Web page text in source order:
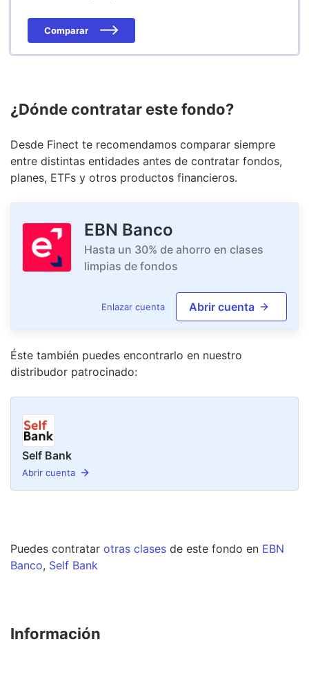
Comparar
¿Dónde contratar este fondo?
Desde Finect te recomendamos comparar siempre
entre distintas entidades antes de contratar fondos,
planes, ETFs y otros productos financieros.
EBN Banco
Hasta un 30% de ahorro en clases
limpias de fondos
Enlazar cuenta Abrir cuenta
Éste también puedes encontrarlo en nuestro
distribudor patrocinado:
Self Bank
Abrir cuenta
Puedes contratar otras clases de este fondo en EBN
Banco, Self Bank
Información